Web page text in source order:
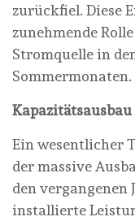
zurückfiel. Diese
zunehmende
Stromquelle in
Sommermonaten.
Ein wesentlicher
der massive
den vergangenen
installierte